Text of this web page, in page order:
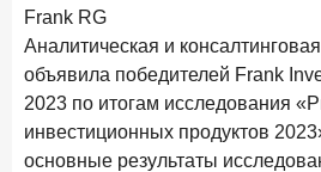
4 августа 2026 года
Клиентский путь компании МСБ
руководителя в банке
24 июля 2026 года
Ипотека в России: итоги июня
Frank RG
Аналитическая и
объявила победителей Frank
2023 по итогам исследования
инвестиционных продуктов
основные результаты